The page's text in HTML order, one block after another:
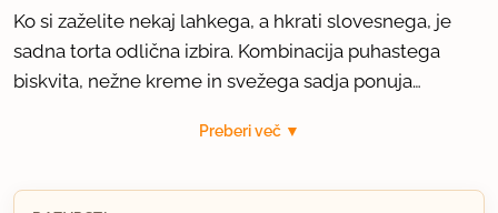
Ko si zaželite nekaj lahkega, a hkrati slovesnega, je
sadna torta odlična izbira. Kombinacija puhastega
biskvita, nežne kreme in svežega sadja ponuja
tako otroke kot odrasle.
Prednost sadnih tort je njihova izjemna prilagodljivost
Preberi več ▼